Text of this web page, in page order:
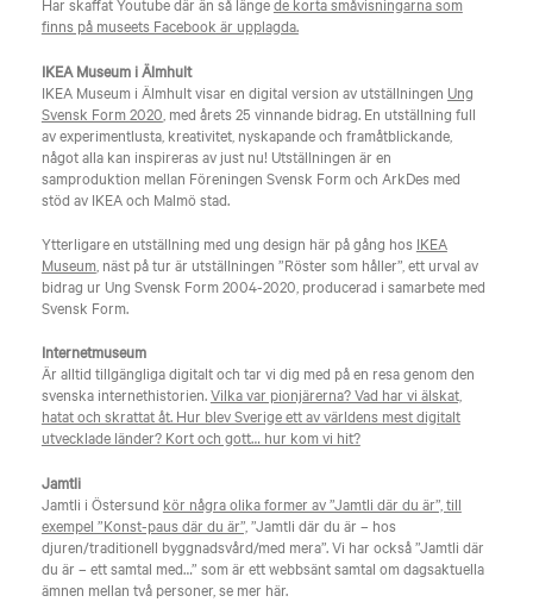
finns på museets Facebook är upplagda.
IKEA Museum i Älmhult
IKEA Museum i Älmhult visar en digital version av utställningen Ung
Svensk Form 2020 , med årets 25 vinnande bidrag. En utställning full
av experimentlusta, kreativitet, nyskapande och framåtblickande,
något alla kan inspireras av just nu! Utställningen är en
samproduktion mellan Föreningen Svensk Form och ArkDes med
stöd av IKEA och Malmö stad.
Ytterligare en utställning med ung design här på gång hos IKEA
Museum, näst på tur är utställningen ”Röster som håller”, ett urval av
bidrag ur Ung Svensk Form 2004-2020, producerad i samarbete med
Svensk Form.
Internetmuseum
Är alltid tillgängliga digitalt och tar vi dig med på en resa genom den
svenska internethistorien.Vilka var pionjärerna? Vad har vi älskat,
hatat och skrattat åt. Hur blev Sverige ett av världens mest digitalt
utvecklade länder? Kort och gott… hur kom vi hit?
Jamtli
Jamtli i Östersund kör några olika former av ”Jamtli där du är”, till
exempel ”Konst-paus där du är”, ”Jamtli där du är – hos
djuren/traditionell byggnadsvård/med mera”. Vi har också ”Jamtli där
du är – ett samtal med…” som är ett webbsänt samtal om dagsaktuella
ämnen mellan två personer, se mer här.